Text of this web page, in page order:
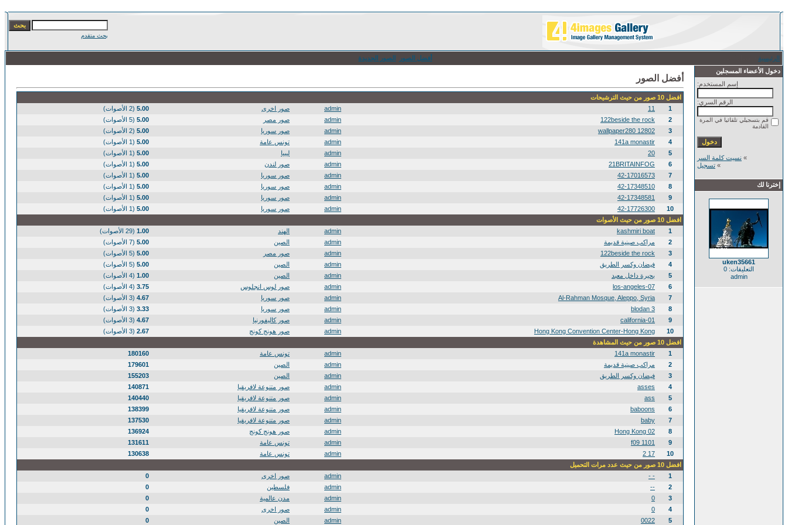
بحث متقدم
الرئيسية أفضل الصور
الصور الجديدة
دخول الأعضاء المسجلين
إسم المستخدم:
الرقم السري:
قم بتسجيلي تلقائيا في المرة
القادمة
» نسيت كلمة السر
» تسجيل
إخترنا لك
uken35661
التعليقات: 0
admin
أفضل الصور
افضل 10 صور من حيث الترشيحات
1
11
admin صور اخرى 5.00 (2 الأصوات)
2
122beside the rock
admin صور مصر 5.00 (5 الأصوات)
3
12802 wallpaper280
admin صور سوريا 5.00 (2 الأصوات)
4
141a monastir
admin تونس عامة 5.00 (1 الأصوات)
5
20
admin ليبيا 5.00 (1 الأصوات)
6
21BRITAINFOG
admin صور لندن 5.00 (1 الأصوات)
7
42-17016573
admin صور سوريا 5.00 (1 الأصوات)
8
42-17348510
admin صور سوريا 5.00 (1 الأصوات)
9
42-17348581
admin صور سوريا 5.00 (1 الأصوات)
10
42-17726300
admin صور سوريا 5.00 (1 الأصوات)
افضل 10 صور من حيث الأصوات
1
kashmiri boat
admin الهند 1.00 (29 الأصوات)
2
مراكب صينية قديمة admin الصين 5.00 (7 الأصوات)
3
122beside the rock
admin صور مصر 5.00 (5 الأصوات)
4
فيضان وكسر الطريق admin الصين 5.00 (5 الأصوات)
5
بحيرة داخل معبد admin الصين 1.00 (4 الأصوات)
6
los-angeles-07
admin صور لوس انجلوس 3.75 (4 الأصوات)
7
Al-Rahman Mosque, Aleppo, Syria
admin صور سوريا 4.67 (3 الأصوات)
8
blodan 3
admin صور سوريا 3.33 (3 الأصوات)
9
california-01
admin صور كاليفورنيا 4.67 (3 الأصوات)
10
Hong Kong Convention Center-Hong Kong
admin صور هونج كونج 2.67 (3 الأصوات)
افضل 10 صور من حيث المشاهدة
1
141a monastir
admin تونس عامة
180160
2
مراكب صينية قديمة admin الصين
179601
3
فيضان وكسر الطريق admin الصين
155203
4
asses
admin صور متنوعة لافريقيا
140871
5
ass
admin صور متنوعة لافريقيا
140440
6
baboons
admin صور متنوعة لافريقيا
138399
7
baby
admin صور متنوعة لافريقيا
137530
8
02 Hong Kong
admin صور هونج كونج
136924
9
1101 f09
admin تونس عامة
131611
10
17 2
admin تونس عامة
130638
افضل 10 صور من حيث عدد مرات التحميل
1
- -
admin صور اخرى
0
2
--
admin فلسطين
0
3
0
admin مدن عالمية
0
4
0
admin صور اخرى
0
5
0022
admin الصين 0